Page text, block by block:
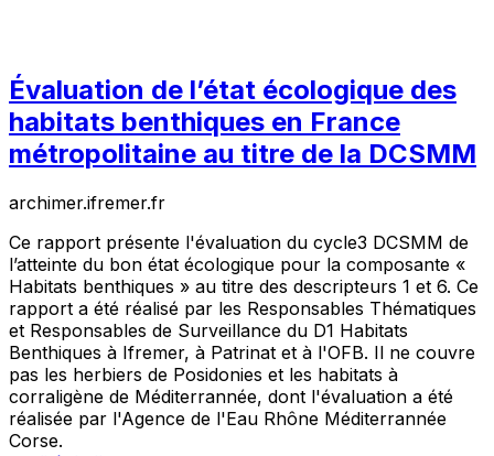
Évaluation de l’état écologique des
habitats benthiques en France
métropolitaine au titre de la DCSMM
archimer.ifremer.fr
Ce rapport présente l'évaluation du cycle3 DCSMM de
l’atteinte du bon état écologique pour la composante «
Habitats benthiques » au titre des descripteurs 1 et 6. Ce
rapport a été réalisé par les Responsables Thématiques
et Responsables de Surveillance du D1 Habitats
Benthiques à Ifremer, à Patrinat et à l'OFB. Il ne couvre
pas les herbiers de Posidonies et les habitats à
corraligène de Méditerrannée, dont l'évaluation a été
réalisée par l'Agence de l'Eau Rhône Méditerrannée
Corse.